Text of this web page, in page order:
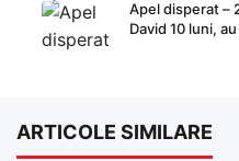
Apel disperat –
David 10 luni,
ARTICOLE SIMILARE